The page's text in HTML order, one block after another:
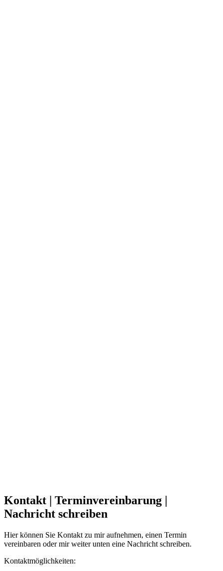
Kontakt | Terminvereinbarung |
Nachricht schreiben
Hier können Sie Kontakt zu mir aufnehmen, einen Termin
vereinbaren oder mir weiter unten eine Nachricht schreiben.
Kontaktmöglichkeiten: